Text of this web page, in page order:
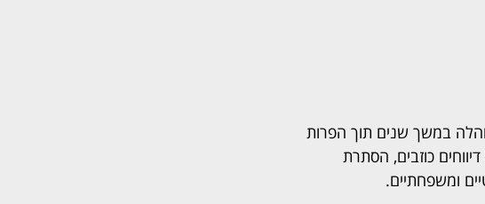
במשך שנים תוך הפרות
כוזבים, הסתרת
ומשפחתיים.